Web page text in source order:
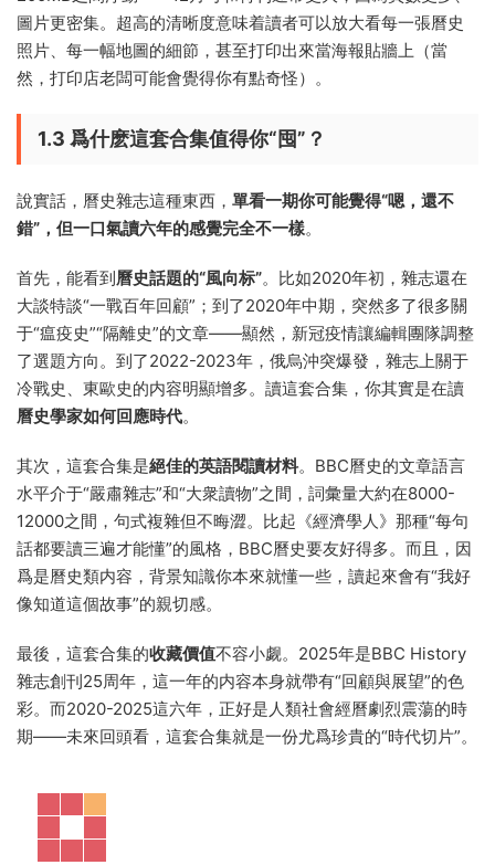
圖片更密集。超高的清晰度意味着讀者可以放大看每一張曆史
照片、每一幅地圖的細節，甚至打印出來當海報貼牆上（當
然，打印店老闆可能會覺得你有點奇怪）。
1.3 爲什麽這套合集值得你“囤”？
說實話，曆史雜志這種東西， 單看一期你可能覺得“嗯，還不
錯”，但一口氣讀六年的感覺完全不一樣。
首先，能看到曆史話題的“風向标”。比如2020年初，雜志還在
大談特談“一戰百年回顧”；到了2020年中期，突然多了很多關
于“瘟疫史”“隔離史”的文章——顯然，新冠疫情讓編輯團隊調整
了選題方向。到了2022-2023年，俄烏沖突爆發，雜志上關于
冷戰史、東歐史的内容明顯增多。讀這套合集，你其實是在讀
曆史學家如何回應時代。
其次，這套合集是絕佳的英語閱讀材料。BBC曆史的文章語言
水平介于“嚴肅雜志”和“大衆讀物”之間，詞彙量大約在8000-
12000之間，句式複雜但不晦澀。比起《經濟學人》那種“每句
話都要讀三遍才能懂”的風格，BBC曆史要友好得多。而且，因
爲是曆史類内容，背景知識你本來就懂一些，讀起來會有“我好
像知道這個故事”的親切感。
最後，這套合集的收藏價值不容小觑。2025年是BBC History
雜志創刊25周年，這一年的内容本身就帶有“回顧與展望”的色
彩。而2020-2025這六年，正好是人類社會經曆劇烈震蕩的時
期——未來回頭看，這套合集就是一份尤爲珍貴的“時代切片”。